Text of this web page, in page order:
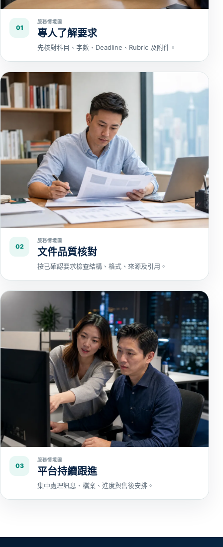
01
服務情境圖
專人了解要求
先核對科目、字數、Deadline、Rubric 及附件。
02
服務情境圖
文件品質核對
按已確認要求檢查結構、格式、來源及引用。
03
服務情境圖
平台持續跟進
集中處理訊息、檔案、進度與售後安排。